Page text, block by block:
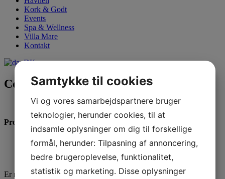
Kork & Godt
Events
Spa & Wellness
Villa Mare
Kontakt
Cookiepolitik
Projekt:
Ny jolle/Ophaler bro
El og Vandstandere
Er medfinansieret af EU.
Samtykke til cookies
Vi og vores samarbejdspartnere bruger
teknologier, herunder cookies, til at
indsamle oplysninger om dig til forskellige
formål, herunder: Tilpasning af annoncering,
bedre brugeroplevelse, funktionalitet,
statistik og marketing. Disse oplysninger